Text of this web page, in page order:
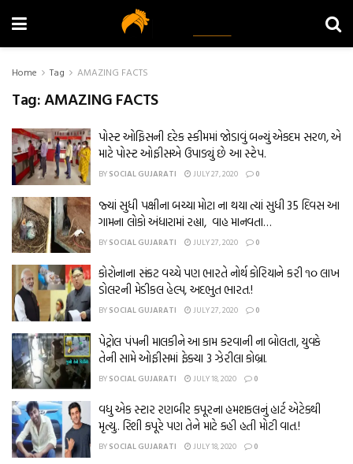
Home Tag AMAZING FACTS
Tag:AMAZING FACTS
પોસ્ટ ઓફિસની દરેક સ્કીમમાં જોડાવું બન્યું એકદમ સરળ, એ
માટે પોસ્ટ ઓફીસએ ઉપાડ્યું છે આ સ્ટેપ.
BY SOCIAL GUJARATI JULY 27, 2020 0
જ્યાં સુધી પક્ષીના બચ્ચા મોટા ના થયા ત્યાં સુધી 35 દિવસ આ
ગામના લોકો અંધારામાં રહ્યા, વાહ માનવતા…
BY SOCIAL GUJARATI JULY 27, 2020 0
કોરોનાના સંકટ વચ્ચે પણ ભારતે નોર્થ કોરિયાને કરી ૧૦ લાખ
ડોલરની મેડીકલ હેલ્પ, અદભુત ભારત.!
BY SOCIAL GUJARATI JULY 27, 2020 0
પેટ્રોલ પંપની માલકીને આ કામ કરવાની ના બોલતા, યુવકે
તેની સામે ઓફીસમાં ફેક્યા 3 ઝેરીલા કોબ્રા.
BY SOCIAL GUJARATI JULY 18, 2020 0
વધુ એક સ્ટાર રણબીર કપૂરના હમશકલનું હાર્ટ એટેકથી
મૃત્યુ.. રિશી કપૂરે પણ તેને માટે કહી હતી મોટી વાત.!
BY SOCIAL GUJARATI JULY 18, 2020 0